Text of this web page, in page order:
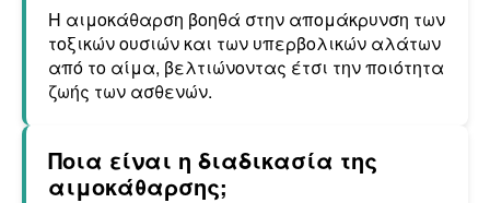
Η αιμοκάθαρση βοηθά στην απομάκρυνση των
τοξικών ουσιών και των υπερβολικών αλάτων
από το αίμα, βελτιώνοντας έτσι την ποιότητα
ζωής των ασθενών.
Ποια είναι η διαδικασία της
αιμοκάθαρσης;